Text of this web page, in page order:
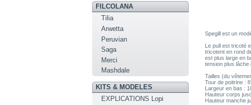
FILCOLANA
Tilia
Arwetta
Peruvian
Saga
Merci
Mashdale
KITS & MODELES
EXPLICATIONS Lopi
Spegill est un
Le pull est tricoté
tricotent en rond
est plus large en
tension plus lâche
Tailles (du
Tour de poitrine :
Largeur en bas :
Hauteur corps
Hauteur manche